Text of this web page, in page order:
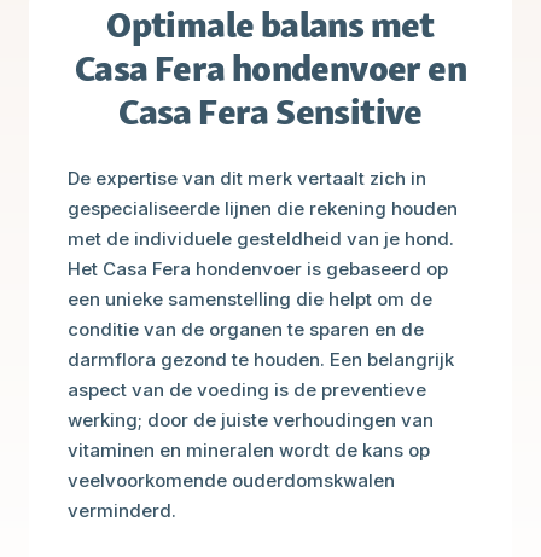
Optimale balans met
Casa Fera hondenvoer en
Casa Fera Sensitive
De expertise van dit merk vertaalt zich in
gespecialiseerde lijnen die rekening houden
met de individuele gesteldheid van je hond.
Het Casa Fera hondenvoer is gebaseerd op
een unieke samenstelling die helpt om de
conditie van de organen te sparen en de
darmflora gezond te houden. Een belangrijk
aspect van de voeding is de preventieve
werking; door de juiste verhoudingen van
vitaminen en mineralen wordt de kans op
veelvoorkomende ouderdomskwalen
verminderd.